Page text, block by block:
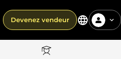
Devenez vendeur